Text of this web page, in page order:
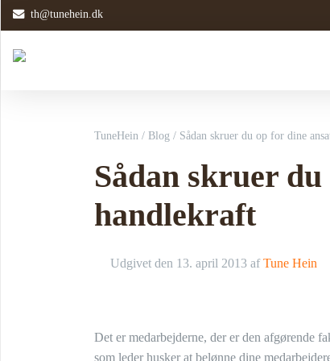
th@tunehein.dk
TuneHein / Blog / Sådan skruer du op for dine
Sådan skruer
handlekraft
Udgivet den 13. april 2013 af Tune Hein
Det er medarbejderne, der er den afgørende
som leder husker at belønne dine